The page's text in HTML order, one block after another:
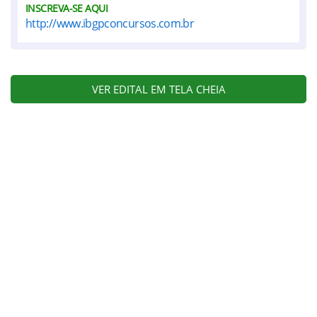
INSCREVA-SE AQUI
http://www.ibgpconcursos.com.br
VER EDITAL EM TELA CHEIA